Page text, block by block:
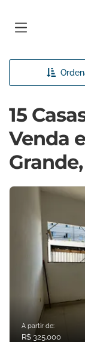
15
Venda
A partir de:
R$ 325.000